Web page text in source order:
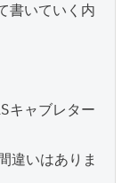
書いていく内
キャブレター
違いはありま